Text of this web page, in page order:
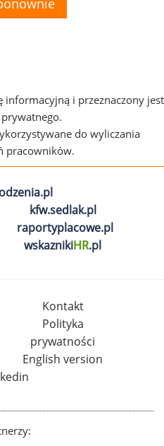
informacyjną i przeznaczony jest
do wyliczania
pracowników.
kfw.sedlak.pl
raportyplacowe.pl
wskaznikiHR.pl
Kontakt
Polityka
prywatności
English version